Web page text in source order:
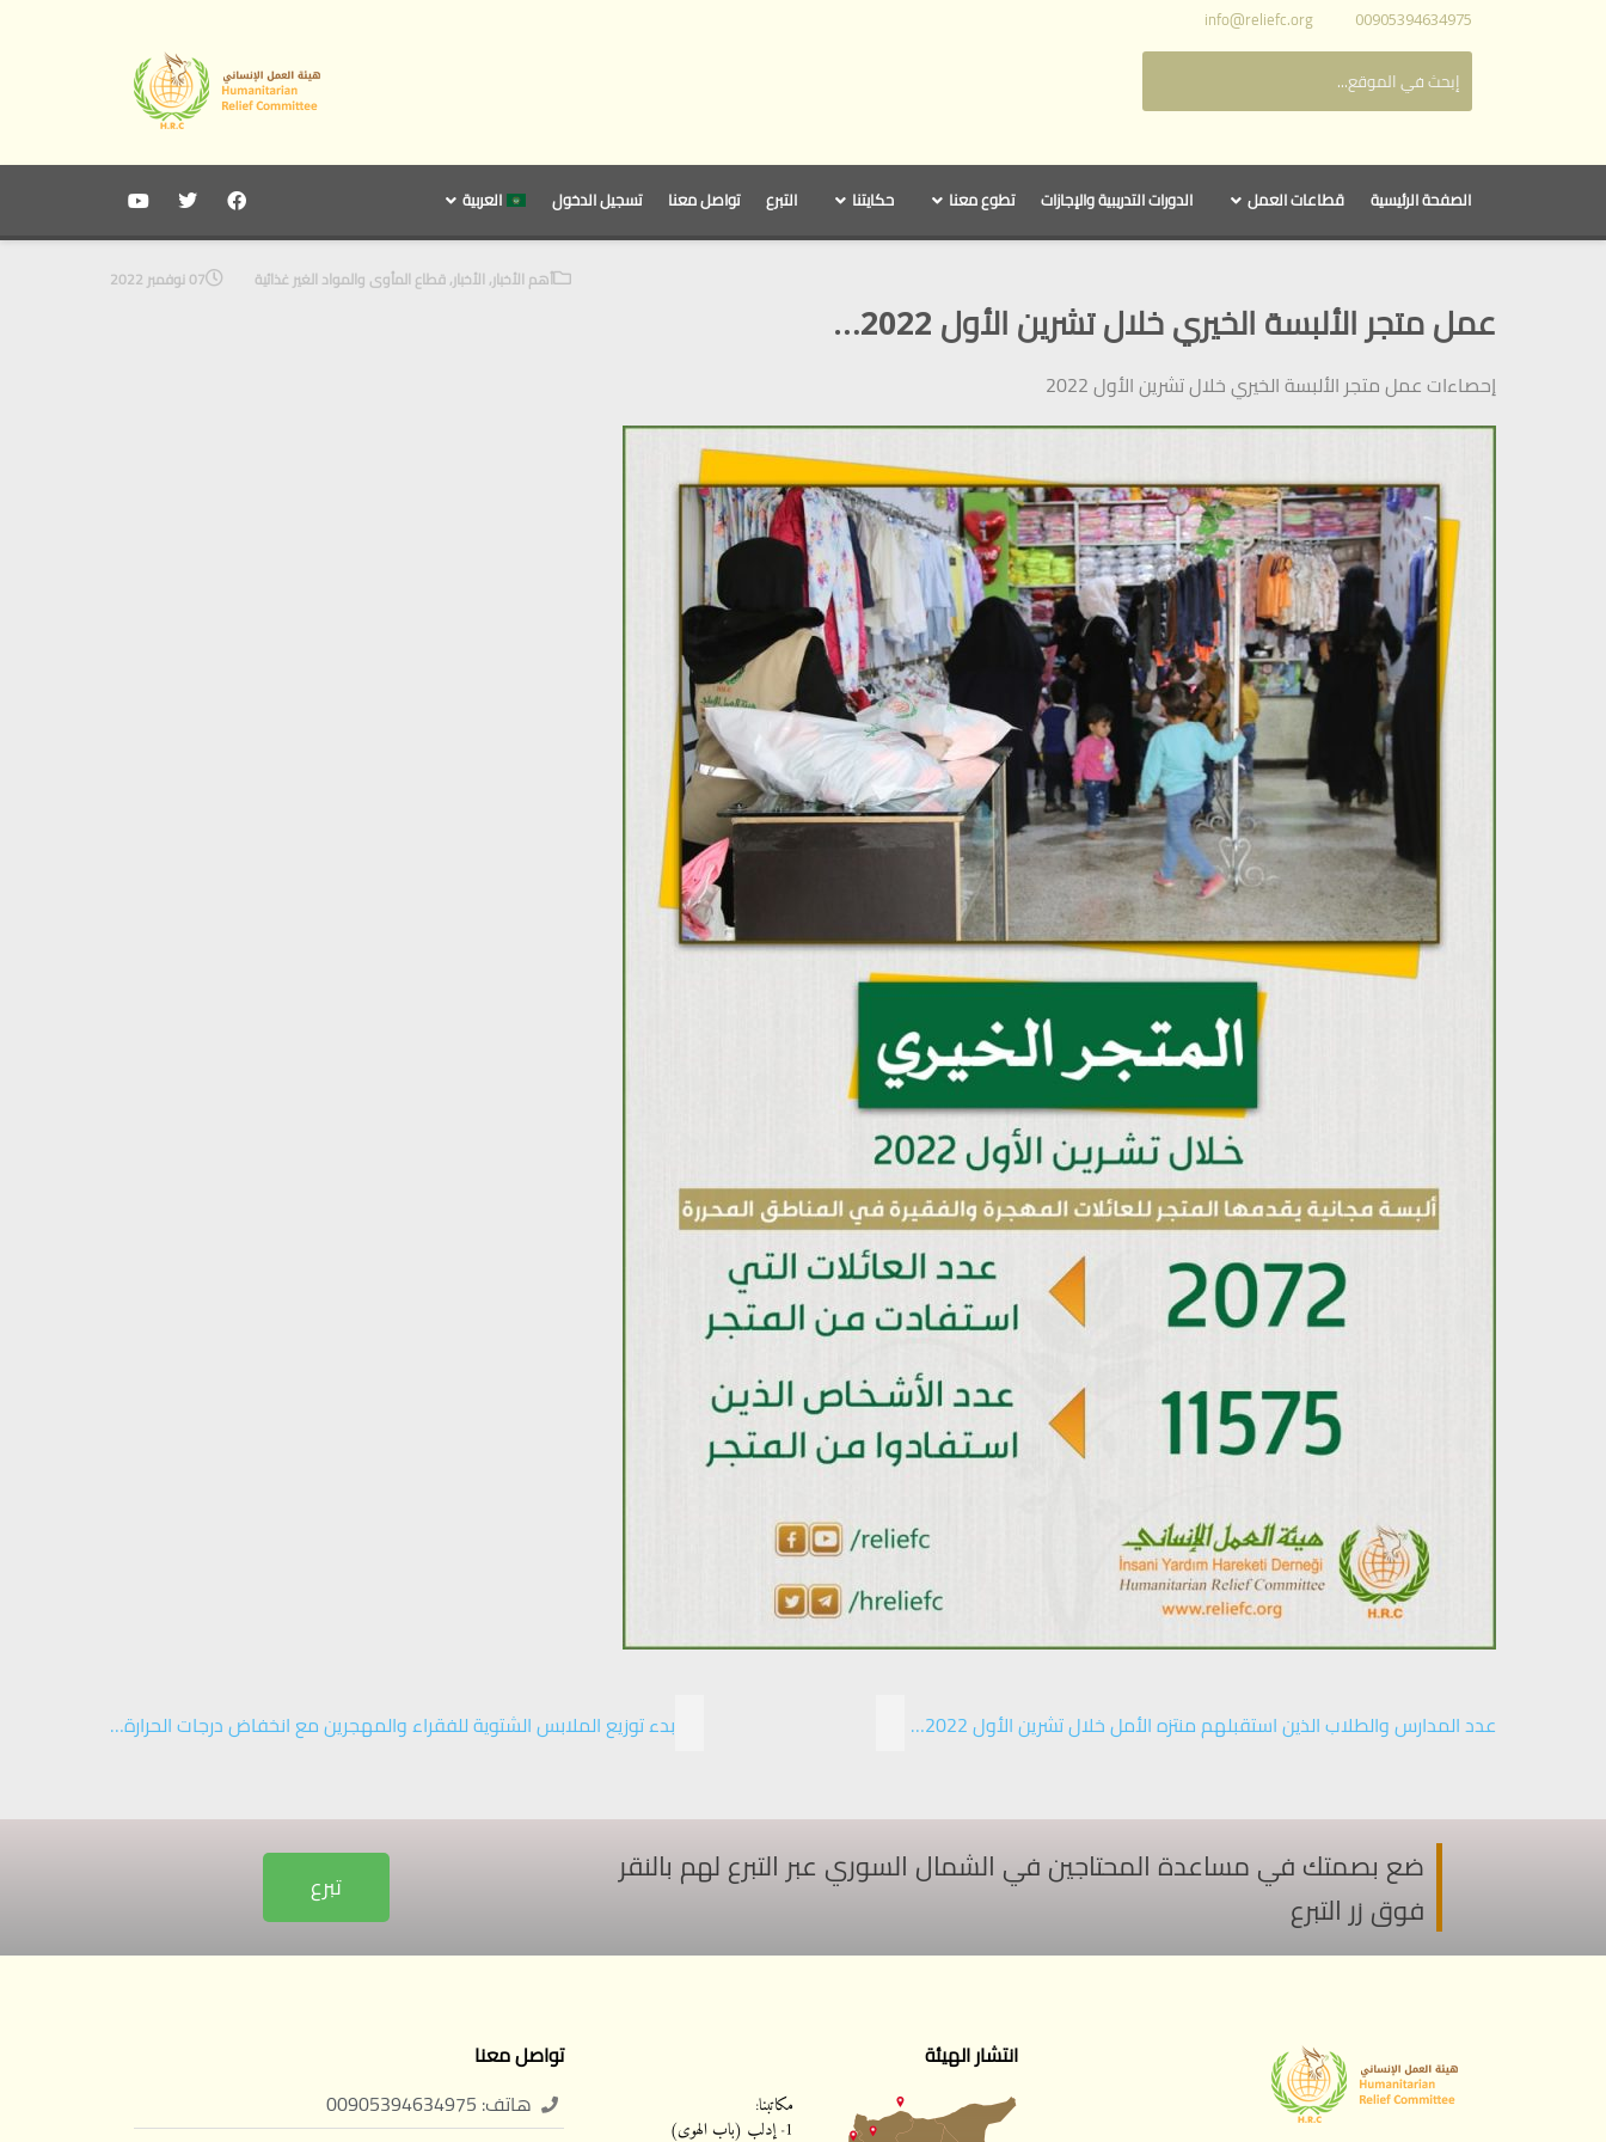
00905394634975
info@reliefc.org
الصفحة الرئيسية قطاعات العمل الدورات التدريبية والإجازات تطوع معنا حكايتنا التبرع تواصل معنا تسجيل الدخول العربية
07 نوفمبر 2022 أهم الأخبار,الأخبار,قطاع المأوى والمواد الغير غذائية
عمل متجر الألبسة الخيري خلال تشرين الأول 2022…
إحصاءات عمل متجر الألبسة الخيري خلال تشرين الأول 2022
بدء توزيع الملابس الشتوية للفقراء والمهجرين مع انخفاض درجات الحرارة… عدد المدارس والطلاب الذين استقبلهم منتزه الأمل خلال تشرين الأول 2022…
ضع بصمتك في مساعدة المحتاجين في الشمال السوري عبر التبرع لهم بالنقر
فوق زر التبرع
تبرع
انتشار الهيئة تواصل معنا
هاتف: 00905394634975